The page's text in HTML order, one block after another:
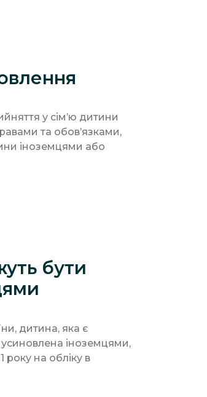
у сім’ю дитини
та обов’язками,
іноземцями або
бути
дитина, яка є
іноземцями,
на обліку в